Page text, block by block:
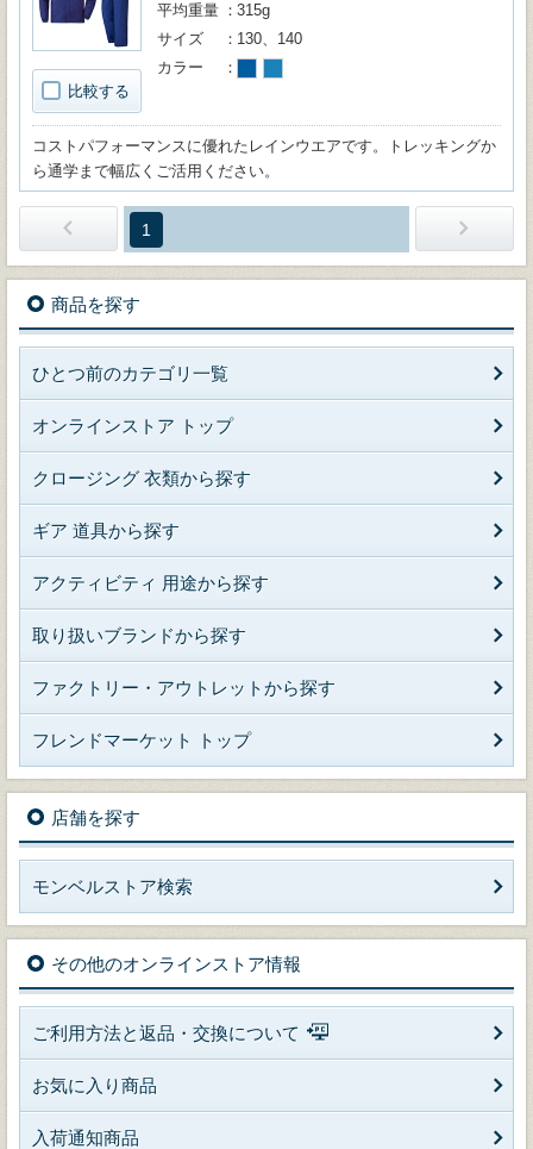
比較する
平均重量
315g
サイズ
130、140
カラー
コストパフォーマンスに優れたレインウエアです。トレッキングか
ら通学まで幅広くご活用ください。
1
商品を探す
ひとつ前のカテゴリ一覧
オンラインストア トップ
クロージング 衣類から探す
ギア 道具から探す
アクティビティ 用途から探す
取り扱いブランドから探す
ファクトリー・アウトレットから探す
フレンドマーケット トップ
店舗を探す
モンベルストア検索
その他のオンラインストア情報
ご利用方法と返品・交換について
お気に入り商品
入荷通知商品